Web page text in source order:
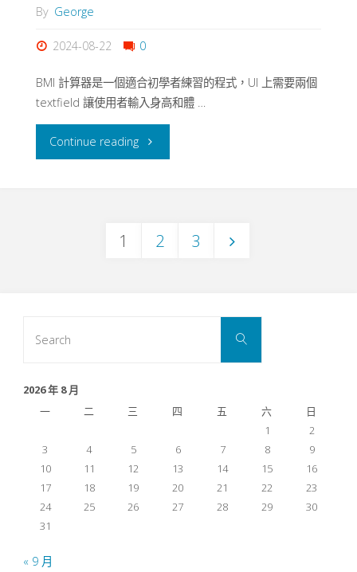
By George
2024-08-22 0
BMI 計算器是一個適合初學者練習的程式，UI 上需要兩個
textfield 讓使用者輸入身高和體 …
Continue reading"Flet
Calculator"
頁
1 2 3
Search
2026 年 8 月
一
二 三 四 五 六
日
1
2
3
4 5 6 7 8
9
10
11 12 13 14 15
16
17
18 19 20 21 22
23
24
25 26 27 28 29
30
31
« 9 月